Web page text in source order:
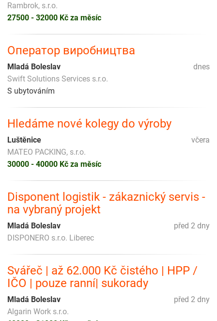
Rambrok, s.r.o.
27500 - 32000 Kč za měsíc
Оператор виробництва
dnes
Mladá Boleslav
Swift Solutions Services s.r.o.
S ubytováním
Hledáme nové kolegy do výroby
včera
Luštěnice
MATEO PACKING, s.r.o.
30000 - 40000 Kč za měsíc
Disponent logistik - zákaznický servis -
na vybraný projekt
před 2 dny
Mladá Boleslav
DISPONERO s.r.o. Liberec
Svářeč | až 62.000 Kč čistého | HPP /
IČO | pouze ranní| sukorady
před 2 dny
Mladá Boleslav
Algarin Work s.r.o.